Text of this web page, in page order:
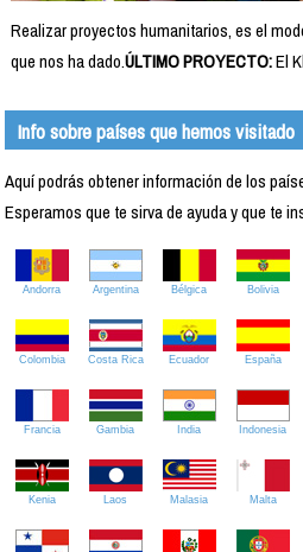
Realizar proyectos humanitarios, es el
que nos ha dado.ÚLTIMO PROYECTO:El
Info sobre países que hemos visitado
Aquí podrás obtener información de los
Esperamos que te sirva de ayuda y que te
Andorra Argentina Bélgica Bolivia
Colombia Costa Rica Ecuador España
Francia Gambia India Indonesia
Kenia Laos Malasia Malta